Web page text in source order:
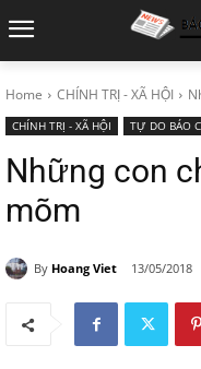
Home CHÍNH TRỊ - XÃ HỘI
CHÍNH TRỊ - XÃ HỘI TỰ DO BÁO
Những con
mõm
By Hoang Viet 13/05/2018